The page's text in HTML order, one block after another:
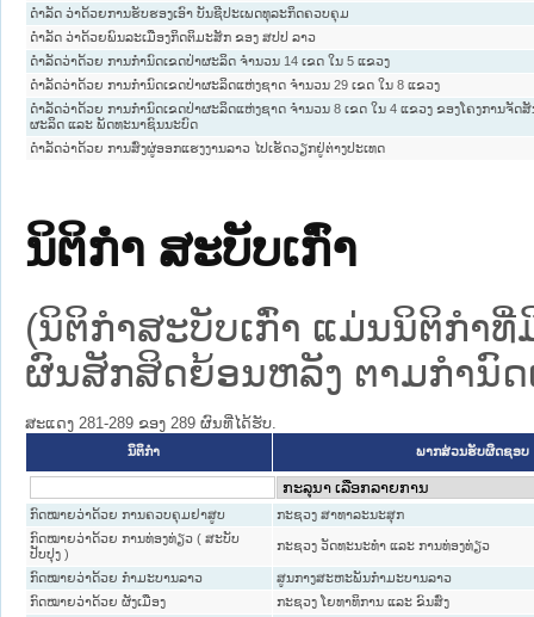
ດຳລັດ ວ່າດ້ວຍການຮັບຮອງເອົາ ບັນຊີປະເພດທຸລະກິດຄວບຄຸມ
ດໍາລັດ ວ່າດ້ວຍພົນລະເມືອງກິດຕິມະສັກ ຂອງ ສປປ ລາວ
ດຳລັດວ່າດ້ວຍ ການກຳນົດເຂດປ່າຜະລິດ ຈຳນວນ 14 ເຂດ ໃນ 5 ແຂວງ
ດຳລັດວ່າດ້ວຍ ການກຳນົດເຂດປ່າຜະລິດແຫ່ງຊາດ ຈຳນວນ 29 ເຂດ ໃນ 8 ແຂວງ
ດຳລັດວ່າດ້ວຍ ການກຳນົດເຂດປ່າຜະລິດແຫ່ງຊາດ ຈຳນວນ 8 ເຂດ ໃນ 4 ແຂວງ ຂອງໂຄງການຈັດ
ຜະລິດ ແລະ ພັດທະນາຊົນນະບົດ
ດໍາລັດວ່າດ້ວຍ ການສົ່ງຜູ່ອອກແຮງງານລາວ ໄປເຮັດວຽກຢູ່ຕ່າງປະເທດ
ນິຕິກໍາ ສະບັບເກົ່າ
(ນິຕິກໍາສະບັບເກົ່າ ແມ່ນນິຕິກໍາ
ຜົນສັກສິດຍ້ອນຫລັງ ຕາມກໍານົດ
ສະແດງ 281-289 ຂອງ 289 ຜົນທີ່ໄດ້ຮັບ.
ນິຕິກໍາ ພາກສ່ວນຮັບຜິດຊອບ
ກົດໝາຍວ່າດ້ວຍ ການຄວບຄຸມຢາສູບ
ກະຊວງ ສາທາລະນະສຸກ
ກົດໝາຍວ່າດ້ວຍ ການທ່ອງທ່ຽວ ( ສະບັບ
ປັບປຸງ )
ກະຊວງ ວັດທະນະທຳ ແລະ ການທ່ອງທ່ຽວ
ກົດໝາຍວ່າດ້ວຍ ກຳມະບານລາວ
ສູນກາງສະຫະພັນກຳມະບານລາວ
ກົດ​ໝາຍ​ວ່າ​ດ້ວຍ ຜັງເມືອງ
ກະຊວງ ໂຍທາທິການ ແລະ ຂົນສົ່ງ